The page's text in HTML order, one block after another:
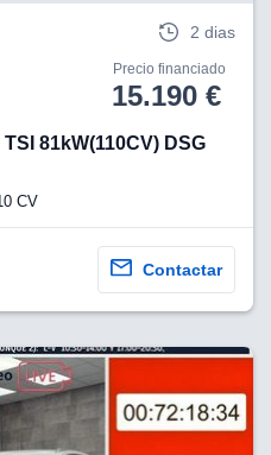
2 dias
Precio financiado
15.190 €
81kW(110CV) DSG
CV
Contactar